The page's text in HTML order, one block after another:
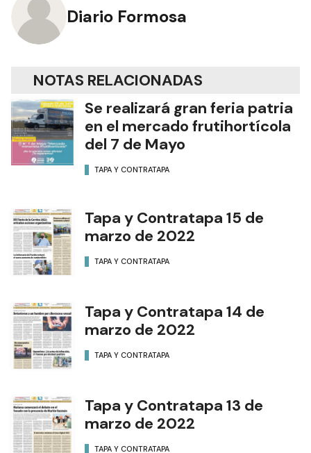
Diario Formosa
NOTAS RELACIONADAS
Se realizará gran feria patria
en el mercado frutihortícola
del 7 de Mayo
TAPA Y CONTRATAPA
Tapa y Contratapa 15 de
marzo de 2022
TAPA Y CONTRATAPA
Tapa y Contratapa 14 de
marzo de 2022
TAPA Y CONTRATAPA
Tapa y Contratapa 13 de
marzo de 2022
TAPA Y CONTRATAPA